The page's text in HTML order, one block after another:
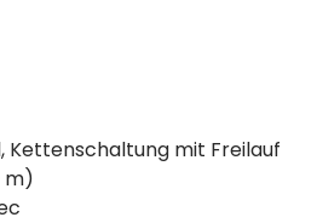
Kettenschaltung mit Freilauf
m)